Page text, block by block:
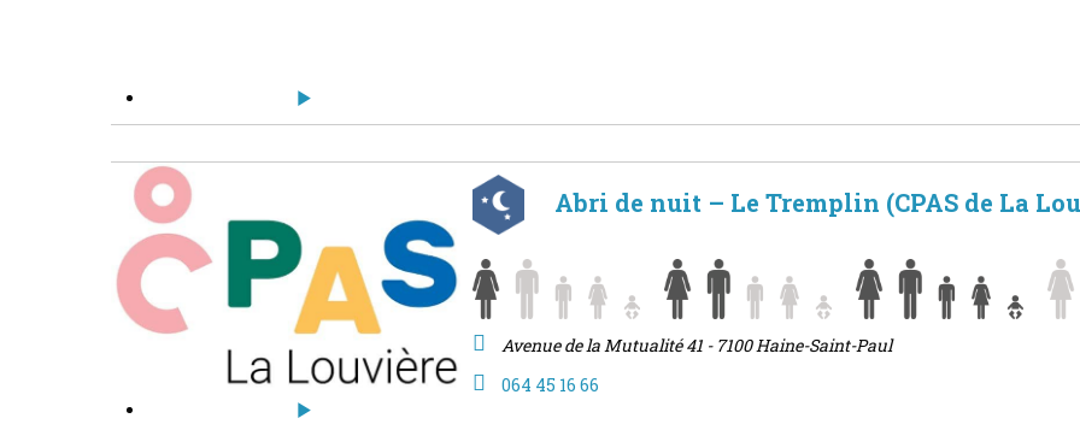
Abri de nuit – Le Tremplin (CPAS de La
Avenue de la Mutualité 41 - 7100 Haine-Saint-Paul
064 45 16 66